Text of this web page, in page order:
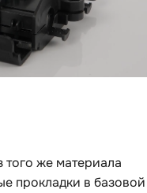
того же материала
прокладки в базовой